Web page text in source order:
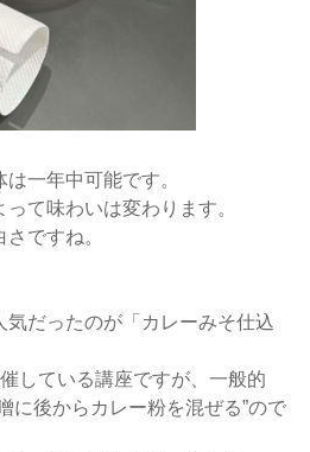
一年中可能です。
て味わいは変わります。
ですね。
気だったのが「カレーみそ仕込
している講座ですが、一般的
に後からカレー粉を混ぜる”ので